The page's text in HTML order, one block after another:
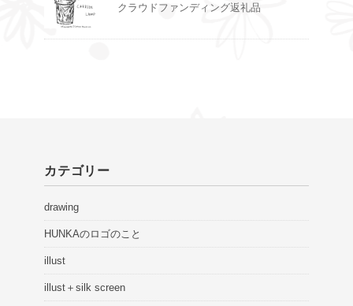
クラウドファンディング返礼品
カテゴリー
drawing
HUNKAのロゴのこと
illust
illust＋silk screen